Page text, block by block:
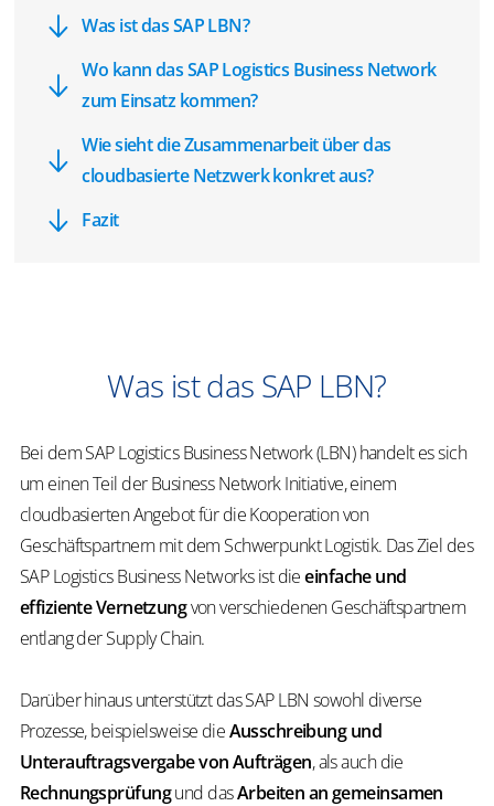
Was ist das SAP LBN?
Wo kann das SAP Logistics Business Network
zum Einsatz kommen?
Wie sieht die Zusammenarbeit über das
cloudbasierte Netzwerk konkret aus?
Fazit
Was ist das SAP LBN?
Bei dem SAP Logistics Business Network (LBN) handelt es sich
um einen Teil der Business Network Initiative, einem
cloudbasierten Angebot für die Kooperation von
Geschäftspartnern mit dem Schwerpunkt Logistik. Das Ziel des
SAP Logistics Business Networks ist dieeinfache und
effiziente Vernetzungvon verschiedenen Geschäftspartnern
entlang der Supply Chain.
Darüber hinaus unterstützt das SAP LBN sowohl diverse
Prozesse, beispielsweise dieAusschreibung und
Unterauftragsvergabe von Aufträgen, als auch die
Rechnungsprüfungund dasArbeiten an gemeinsamen